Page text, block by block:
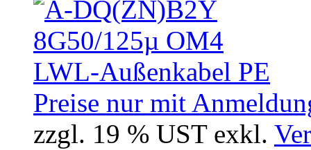
Preise nur mit
zzgl. 19 % UST exkl.